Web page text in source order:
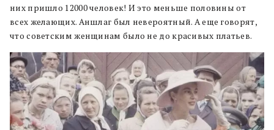
них пришло 12000 человек! И это меньше половины от
всех желающих. Аншлаг был невероятный. А еще говорят,
что советским женщинам было не до красивых платьев.